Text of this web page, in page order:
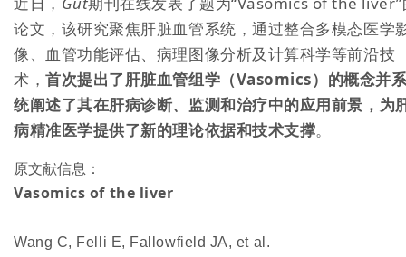
论文，该研究聚焦肝脏血管系统，通过整合多模态医学
像、血管功能评估、病理图像分析及计算科学等前沿技
术，首次提出了肝脏血管组学（Vasomics）的概念并
统阐述了其在肝病诊断、监测和治疗中的应用前景，为
病精准医学提供了新的理论依据和技术支撑。
原文献信息：
Vasomics of the liver
Wang C, Felli E, Fallowfield JA, et al.